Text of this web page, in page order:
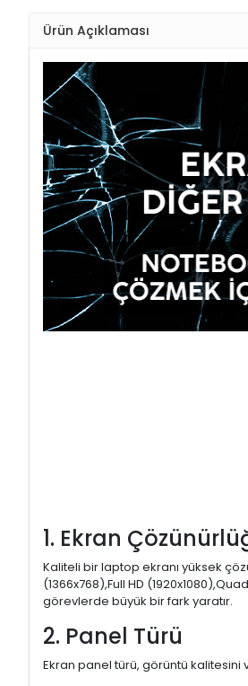
Ürün Açıklaması
1. Ekran
Kaliteli bir laptop ekranı yüksek
(1366x768),Full HD
görevlerde büyük bir fark yaratır.
2. Panel Türü
Ekran panel türü, görüntü kalitesini